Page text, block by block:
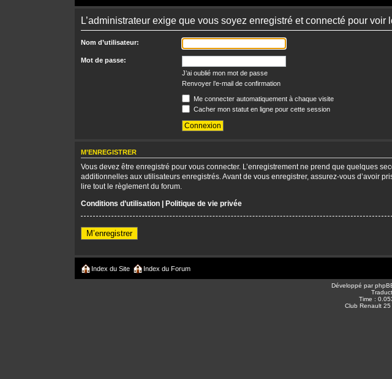
L’administrateur exige que vous soyez enregistré et connecté pour voir
Nom d’utilisateur:
Mot de passe:
J’ai oublié mon mot de passe
Renvoyer l’e-mail de confirmation
Me connecter automatiquement à chaque visite
Cacher mon statut en ligne pour cette session
M’ENREGISTRER
Vous devez être enregistré pour vous connecter. L’enregistrement ne prend que quelques
additionnelles aux utilisateurs enregistrés. Avant de vous enregistrer, assurez-vous d’avoir
lire tout le règlement du forum.
Conditions d’utilisation | Politique de vie privée
M’enregistrer
Index du Site Index du Forum
Développé par
Time :
Club Renault 25